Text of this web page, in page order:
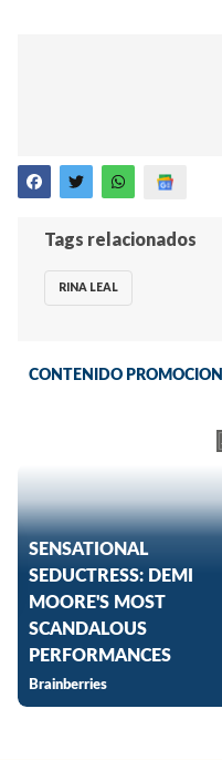
Tags relacionados
RINA LEAL